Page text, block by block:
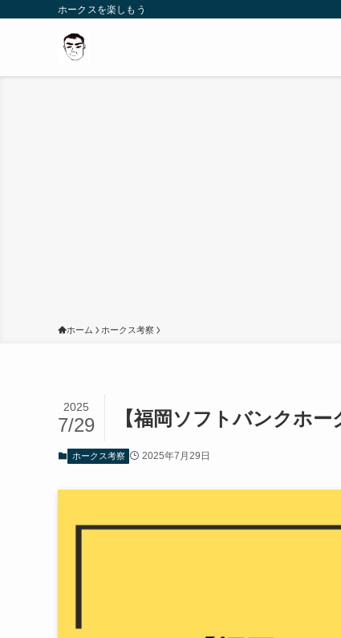
ホークスを楽しもう
ホーム ホークス考察
【福岡ソフトバンクホ
2025
7/29
ホークス考察 2025年7月29日